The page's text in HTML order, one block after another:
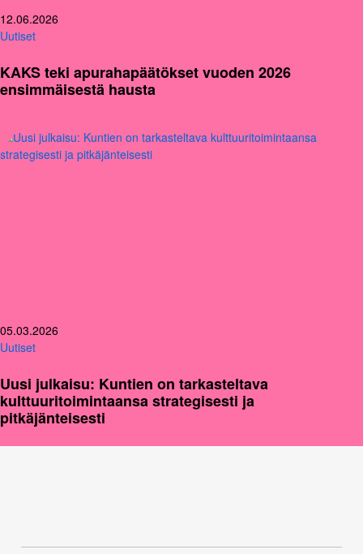
12.06.2026
Uutiset
KAKS teki apurahapäätökset vuoden 2026
ensimmäisestä hausta
05.03.2026
Uutiset
Uusi julkaisu: Kuntien on tarkasteltava
kulttuuritoimintaansa strategisesti ja
pitkäjänteisesti